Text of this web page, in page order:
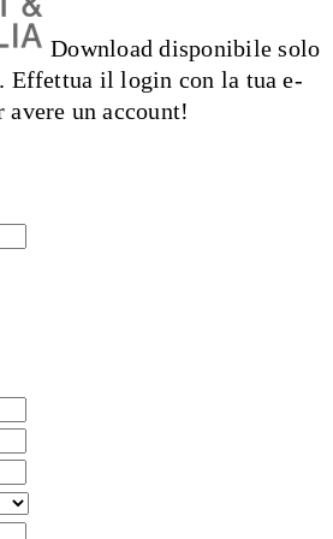
Download disponibile solo
Effettua il login con la tua e-
un account!